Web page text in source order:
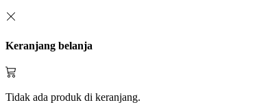
Keranjang belanja
Tidak ada produk di keranjang.